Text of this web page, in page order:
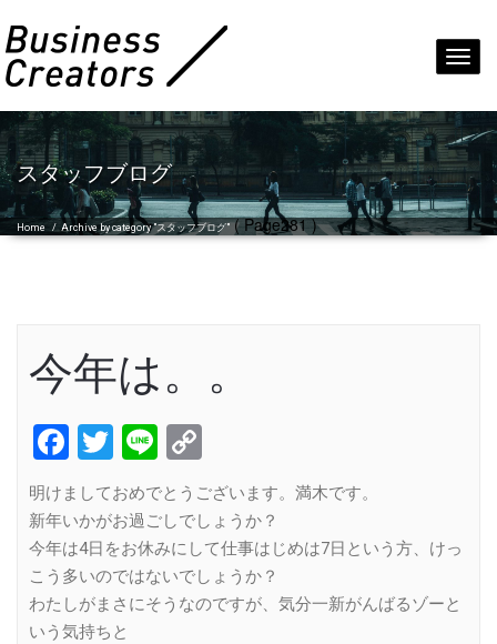
スタッフブログ
Home /Archive by category "スタッフブログ"( Page281 )
今年は。。
Facebook
Twitter
Line
Link
明けましておめでとうございます。満木です。
新年いかがお過ごしでしょうか？
今年は4日をお休みにして仕事はじめは7日という方、けっ
こう多いのではないでしょうか？
わたしがまさにそうなのですが、気分一新がんばるゾーと
いう気持ちと